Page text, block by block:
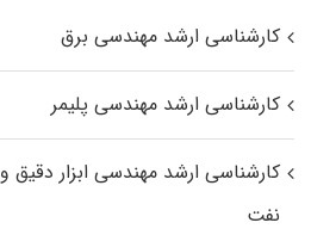
کارشناسی ارشد مهندسی برق
کارشناسی ارشد مهندسی پلیمر
کارشناسی ارشد مهندسی ابزار دقیق
نفت